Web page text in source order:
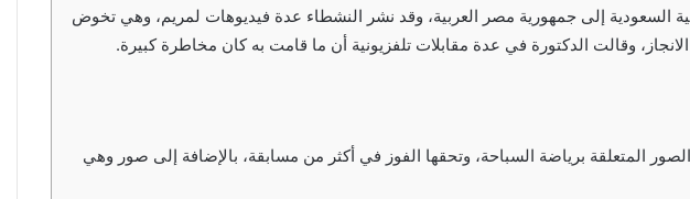
السعودية إلى جمهورية مصر العربية، وقد نشر النشطاء عدة فيديوهات لمريم، وهي تخوض
وقالت الدكتورة في عدة مقابلات تلفزيونية أن ما قامت به كان مخاطرة كبيرة.
المتعلقة برياضة السباحة، وتحقها الفوز في أكثر من مسابقة، بالإضافة إلى صور وهي